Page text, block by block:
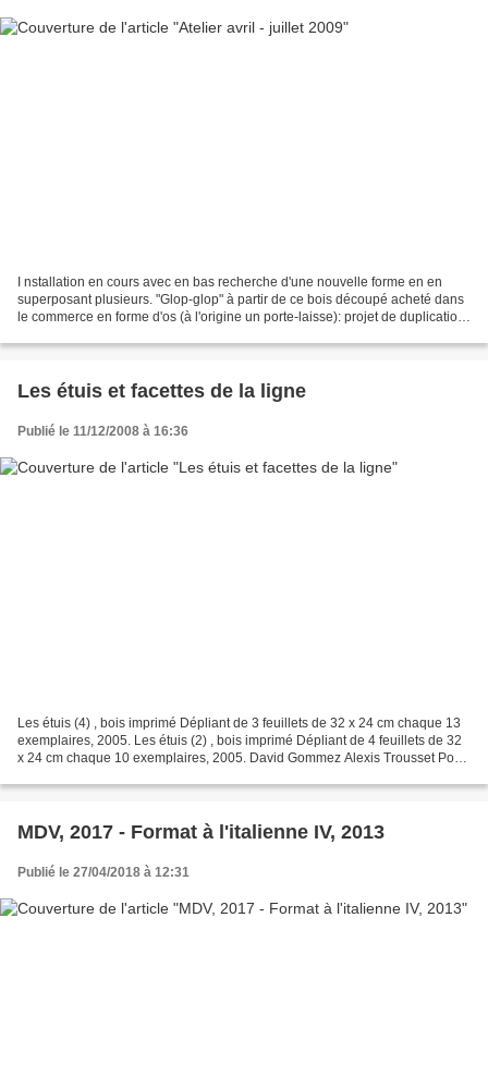
I nstallation en cours avec en bas recherche d'une nouvelle forme en en
superposant plusieurs. "Glop-glop" à partir de ce bois découpé acheté dans
le commerce en forme d'os (à l'origine un porte-laisse): projet de duplication
Les étuis et facettes de la ligne
Publié le 11/12/2008 à 16:36
Les étuis (4) , bois imprimé Dépliant de 3 feuillets de 32 x 24 cm chaque 13
exemplaires, 2005. Les étuis (2) , bois imprimé Dépliant de 4 feuillets de 32
x 24 cm chaque 10 exemplaires, 2005. David Gommez Alexis Trousset Port-
MDV, 2017 - Format à l'italienne IV, 2013
Publié le 27/04/2018 à 12:31